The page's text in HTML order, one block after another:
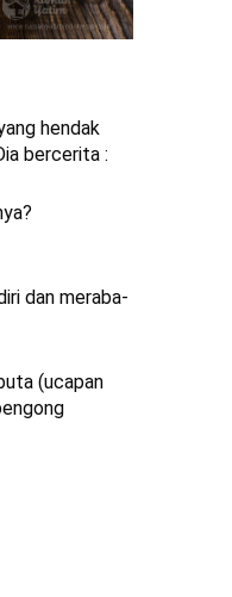
hendak
bercerita :
dan meraba-
(ucapan